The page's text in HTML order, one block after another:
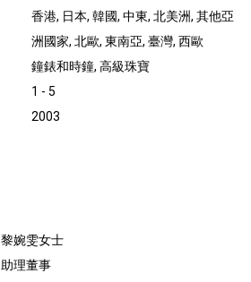
香港, 日本, 韓國, 中東, 北美洲, 其他亞
洲國家, 北歐, 東南亞, 臺灣, 西歐
鐘錶和時鐘, 高級珠寶
1 - 5
2003
黎婉雯女士
助理董事